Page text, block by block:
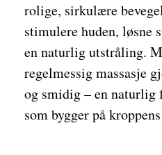
rolige, sirkulære
stimulere huden, løsne
en naturlig utstråling.
regelmessig massasje
og smidig – en naturlig
som bygger på